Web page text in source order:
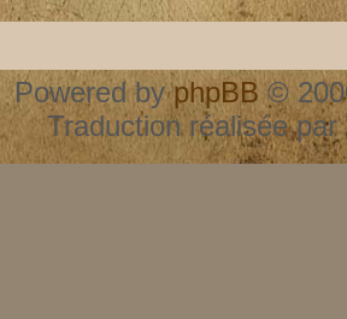
Powered byphpBB ©
Traduction réalisée par